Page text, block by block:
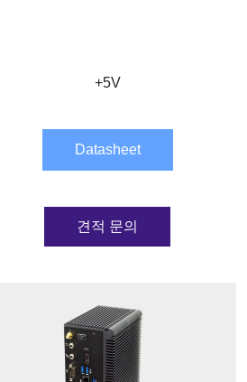
+5V
Datasheet
견적 문의